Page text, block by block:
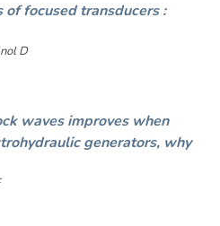
focused transducers :
D
waves improves when
generators, why